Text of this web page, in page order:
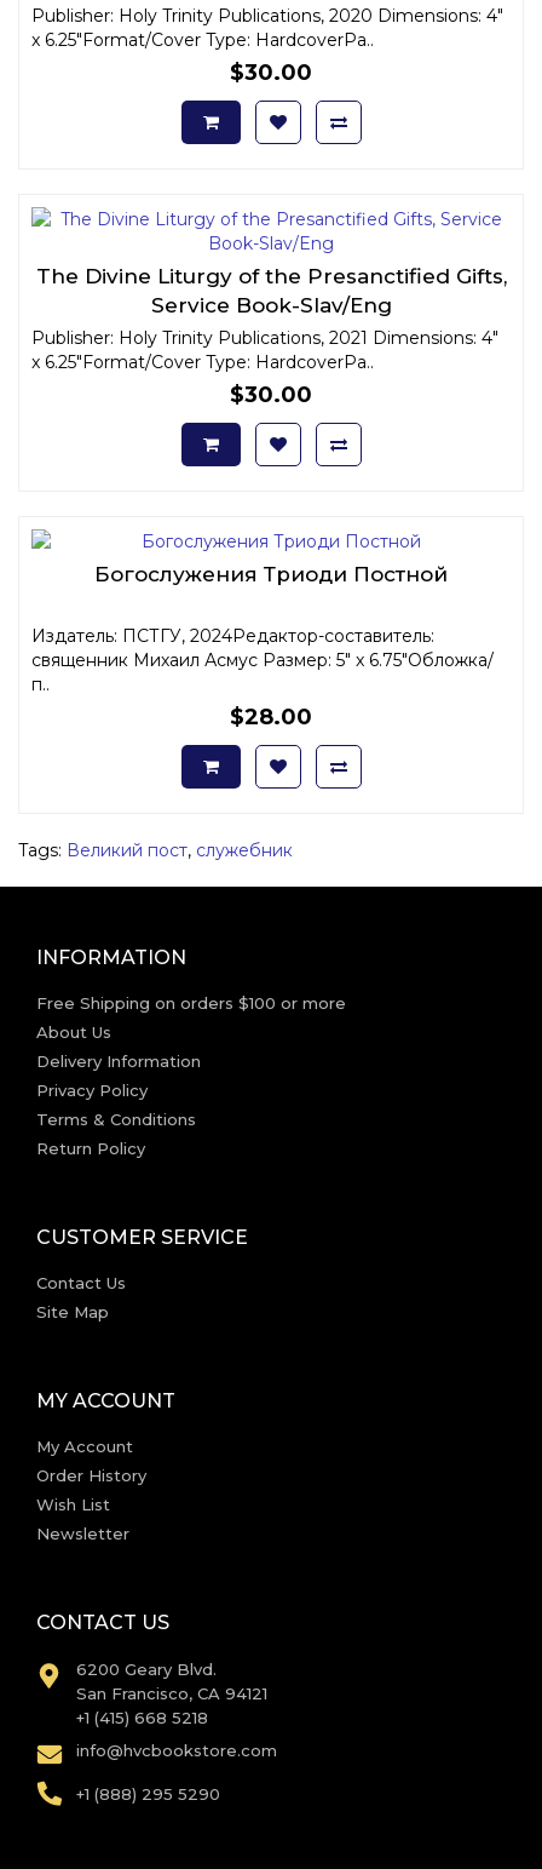
Publisher: Holy Trinity Publications, 2020 Dimensions: 4"
x 6.25"Format/Cover Type: HardcoverPa..
$30.00
The Divine Liturgy of the Presanctified Gifts,
Service Book-Slav/Eng
Publisher: Holy Trinity Publications, 2021 Dimensions: 4"
x 6.25"Format/Cover Type: HardcoverPa..
$30.00
Богослужения Триоди Постной
Издатель: ПСТГУ, 2024Редактор-составитель:
священник Михаил Асмус Размер: 5" x 6.75"Обложка/
п..
$28.00
Tags: Великий пост, служебник
INFORMATION
Free Shipping on orders $100 or more
About Us
Delivery Information
Privacy Policy
Terms & Conditions
Return Policy
CUSTOMER SERVICE
Contact Us
Site Map
MY ACCOUNT
My Account
Order History
Wish List
Newsletter
CONTACT US
6200 Geary Blvd.
San Francisco, CA 94121
+1 (415) 668 5218
info@hvcbookstore.com
+1 (888) 295 5290